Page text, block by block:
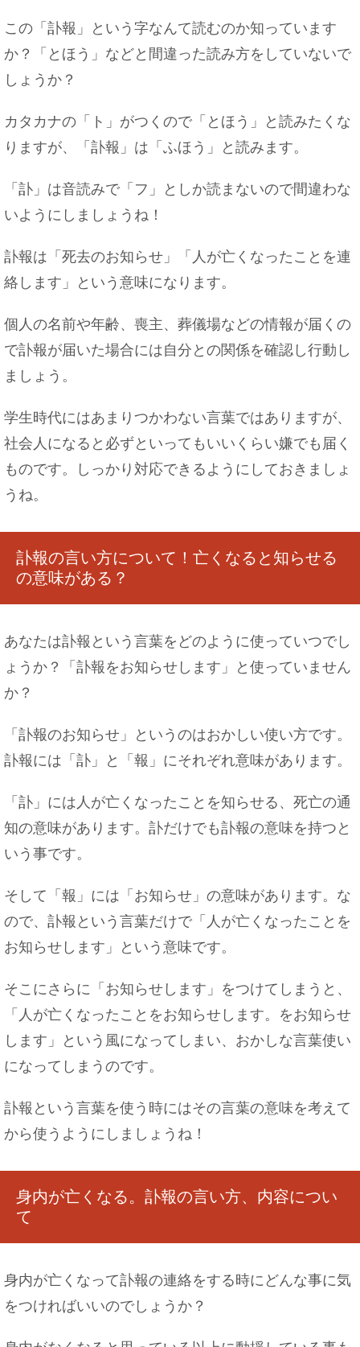
電車でイケメンが隣に！冷静な女性も内心は喜び
でいっぱい
色白の女性がモテるのはなぜ？色白女性の魅力に
い工夫をご紹介
世界の人種の種類とは？それぞれの特徴について
男子の実態を調査
人身事故の罰金の通知が来ない・・・実は地域に
髪の毛は一ヶ月に2センチ伸びるって本当？平均は
○センチ！
夜ご飯を食べないのは健康に良い！？その理由に
この「訃報」という字なんて読むのか知っています
か？「とほう」などと間違った読み方をしていないで
しょうか？
カタカナの「ト」がつくので「とほう」と読みたくな
りますが、「訃報」は「ふほう」と読みます。
「訃」は音読みで「フ」としか読まないので間違わな
いようにしましょうね！
訃報は「死去のお知らせ」「人が亡くなったことを連
絡します」という意味になります。
個人の名前や年齢、喪主、葬儀場などの情報が届くの
で訃報が届いた場合には自分との関係を確認し行動し
ましょう。
学生時代にはあまりつかわない言葉ではありますが、
社会人になると必ずといってもいいくらい嫌でも届く
ものです。しっかり対応できるようにしておきましょ
うね。
訃報の言い方について！亡くなると知らせる
の意味がある？
あなたは訃報という言葉をどのように使っていつでし
ょうか？「訃報をお知らせします」と使っていません
か？
「訃報のお知らせ」というのはおかしい使い方です。
訃報には「訃」と「報」にそれぞれ意味があります。
「訃」には人が亡くなったことを知らせる、死亡の通
知の意味があります。訃だけでも訃報の意味を持つと
いう事です。
そして「報」には「お知らせ」の意味があります。な
ので、訃報という言葉だけで「人が亡くなったことを
お知らせします」という意味です。
そこにさらに「お知らせします」をつけてしまうと、
「人が亡くなったことをお知らせします。をお知らせ
します」という風になってしまい、おかしな言葉使い
になってしまうのです。
訃報という言葉を使う時にはその言葉の意味を考えて
から使うようにしましょうね！
身内が亡くなる。訃報の言い方、内容につい
て
身内が亡くなって訃報の連絡をする時にどんな事に気
をつければいいのでしょうか？